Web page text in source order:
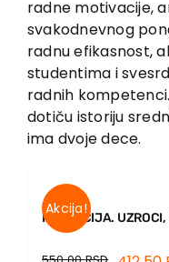
radne motivacije,
svakodnevnog
radnu efikasnost,
studentima i
radnih
dotiču istoriju
ima dvoje dece.
Akcija!
KORUPCIJA.